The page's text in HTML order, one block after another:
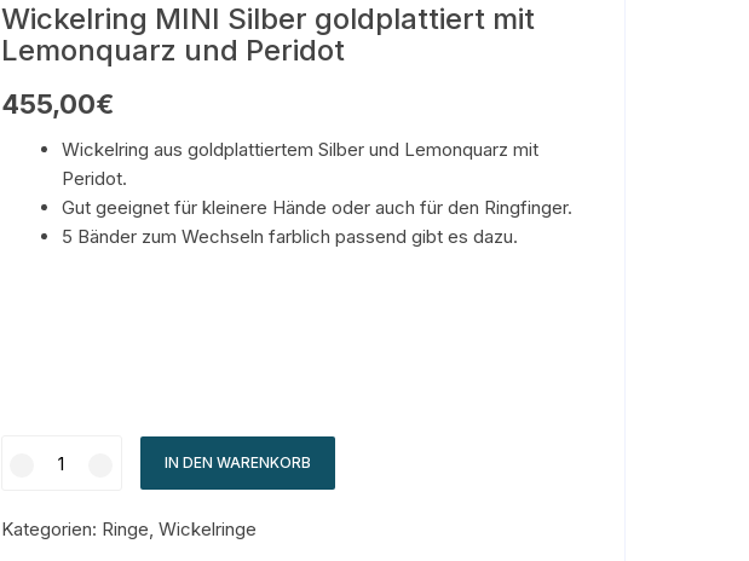
Wickelring MINI Silber goldplattiert mit
Lemonquarz und Peridot
455,00€
Wickelring aus goldplattiertem Silber und Lemonquarz mit
Peridot.
Gut geeignet für kleinere Hände oder auch für den Ringfinger.
5 Bänder zum Wechseln farblich passend gibt es dazu.
IN DEN WARENKORB
Kategorien: Ringe, Wickelringe